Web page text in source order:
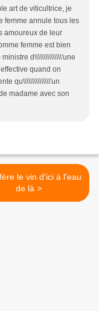
art de viticultrice, je
femme annule tous les
amoureux de leur
femme est bien
d\\\\\\\\\\\\\\\'une
quand on
qu\\\\\\\\\\\\\\\'un
madame avec son
le vin d'ici à l'eau
de là >